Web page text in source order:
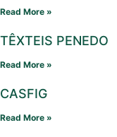
Read More »
TÊXTEIS PENEDO
Read More »
CASFIG
Read More »